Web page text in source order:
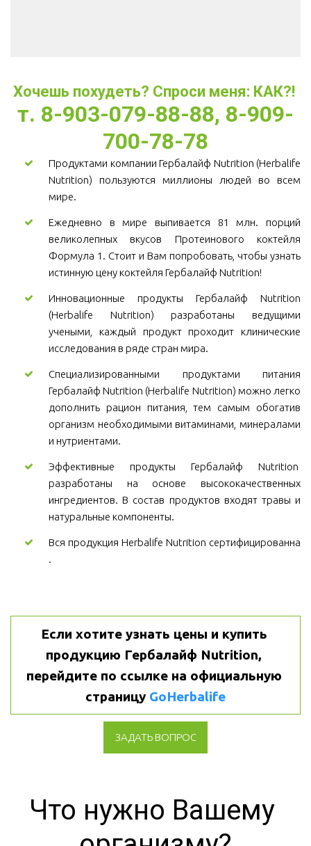
Хочешь похудеть? Спроси меня: КАК?!
т. 8-903-079-88-88, 8-909-
700-78-78
Продуктами компании Гербалайф Nutrition (Herbalife
Nutrition) пользуются миллионы людей во всем
мире.
Ежедневно в мире выпивается 81 млн. порций
великолепных вкусов Протеинового коктейля
Формула 1. Стоит и Вам попробовать, чтобы узнать
истинную цену коктейля Гербалайф Nutrition!
Инновационные продукты Гербалайф Nutrition
(Herbalife Nutrition) разработаны ведущими
учеными, каждый продукт проходит клинические
исследования в ряде стран мира.
Специализированными продуктами питания
Гербалайф Nutrition (Herbalife Nutrition) можно легко
дополнить рацион питания, тем самым обогатив
организм необходимыми витаминами, минералами
и нутриентами.
Эффективные продукты Гербалайф Nutrition
разработаны на основе высококачественных
ингредиентов. В состав продуктов входят травы и
натуральные компоненты.
Вся продукция Herbalife Nutrition сертифицированна
.
Если хотите узнать цены и купить
продукцию Гербалайф Nutrition,
перейдите по ссылке на официальную
страницу GoHerbalife
ЗАДАТЬ ВОПРОС
Что нужно Вашему